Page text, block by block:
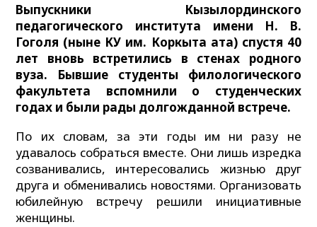
Выпускники Кызылординского
педагогического института имени Н. В.
Гоголя (ныне КУ им. Коркыта ата) спустя 40
лет вновь встретились в стенах родного
вуза. Бывшие студенты филологического
факультета вспомнили о студенческих
годах и были рады долгожданной встрече.
По их словам, за эти годы им ни разу не
удавалось собраться вместе. Они лишь изредка
созванивались, интересовались жизнью друг
друга и обменивались новостями. Организовать
юбилейную встречу решили инициативные
женщины.